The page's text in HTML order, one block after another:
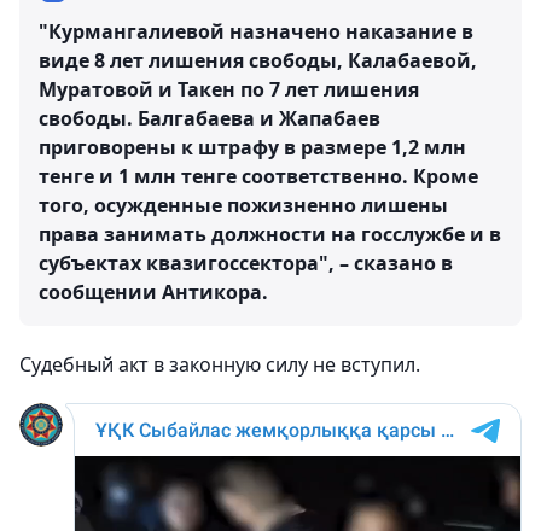
"Курмангалиевой назначено наказание в
виде 8 лет лишения свободы, Калабаевой,
Муратовой и Такен по 7 лет лишения
свободы. Балгабаева и Жапабаев
приговорены к штрафу в размере 1,2 млн
тенге и 1 млн тенге соответственно. Кроме
того, осужденные пожизненно лишены
права занимать должности на госслужбе и в
субъектах квазигоссектора", – сказано в
сообщении Антикора.
Судебный акт в законную силу не вступил.